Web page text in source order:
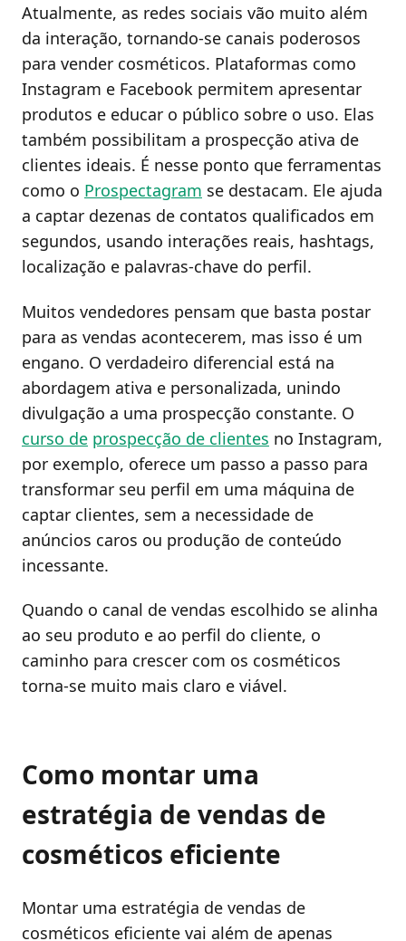
Atualmente, as redes sociais vão muito além
da interação, tornando-se canais poderosos
para vender cosméticos. Plataformas como
Instagram e Facebook permitem apresentar
produtos e educar o público sobre o uso. Elas
também possibilitam a prospecção ativa de
clientes ideais. É nesse ponto que ferramentas
como o Prospectagram se destacam. Ele ajuda
a captar dezenas de contatos qualificados em
segundos, usando interações reais, hashtags,
localização e palavras-chave do perfil.
Muitos vendedores pensam que basta postar
para as vendas acontecerem, mas isso é um
engano. O verdadeiro diferencial está na
abordagem ativa e personalizada, unindo
divulgação a uma prospecção constante. O
curso de prospecção de clientes no Instagram,
por exemplo, oferece um passo a passo para
transformar seu perfil em uma máquina de
captar clientes, sem a necessidade de
anúncios caros ou produção de conteúdo
incessante.
Quando o canal de vendas escolhido se alinha
ao seu produto e ao perfil do cliente, o
caminho para crescer com os cosméticos
torna-se muito mais claro e viável.
Como montar uma
estratégia de vendas de
cosméticos eficiente
Montar uma estratégia de vendas de
cosméticos eficiente vai além de apenas